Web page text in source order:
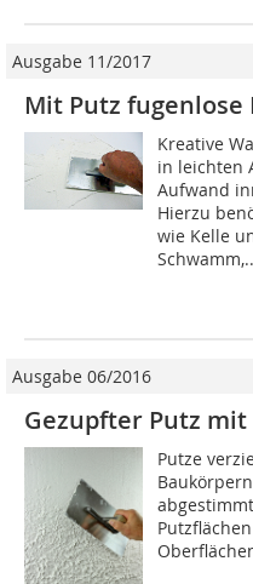
Ausgabe 11/2017
Mit Putz
Kreative
in leichten
Aufwand
Hierzu
wie Kelle
Ausgabe 06/2016
Gezupfter Putz
Putze